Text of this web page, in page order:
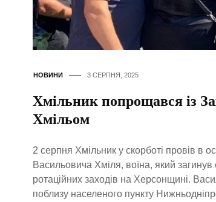
НОВИНИ 3 СЕРПНЯ, 2025
Хмільник попрощався із
Хмільом
2 серпня Хмільник у скорботі провів в
Васильовича Хміля, воїна, який
ротаційних заходів на Херсонщині.
поблизу населеного пункту